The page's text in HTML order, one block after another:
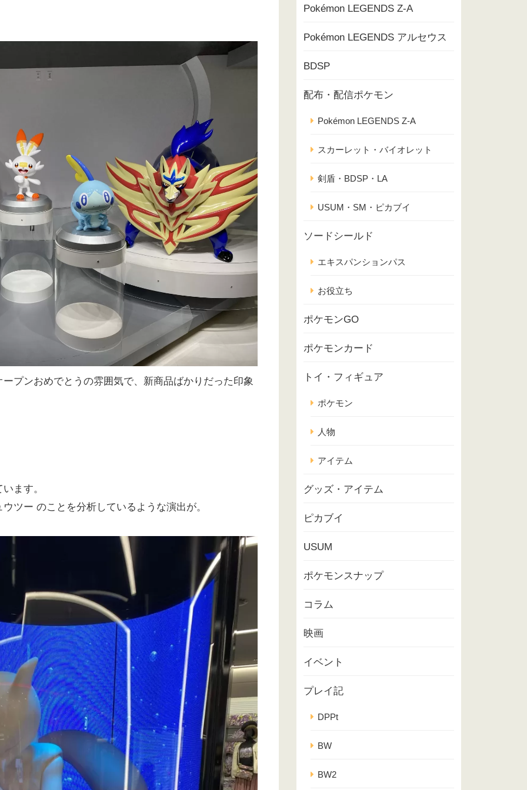
プンおめでとうの雰囲気で、新商品ばかりだった印象
ます。
ツー のことを分析しているような演出が。
Pokémon LEGENDS Z-A
Pokémon LEGENDS アルセウス
BDSP
配布・配信ポケモン
Pokémon LEGENDS Z-A
スカーレット・バイオレット
剣盾・BDSP・LA
USUM・SM・ピカブイ
ソードシールド
エキスパンションパス
お役立ち
ポケモンGO
ポケモンカード
トイ・フィギュア
ポケモン
人物
アイテム
グッズ・アイテム
ピカブイ
USUM
ポケモンスナップ
コラム
映画
イベント
プレイ記
DPPt
BW
BW2